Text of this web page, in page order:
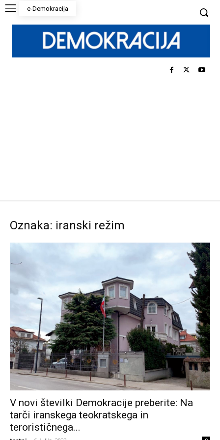
e-Demokracija
Oznaka: iranski režim
V novi številki Demokracije preberite: Na
tarči iranskega teokratskega in
terorističnega...